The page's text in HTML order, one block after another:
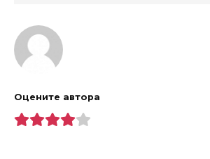
Оцените автора